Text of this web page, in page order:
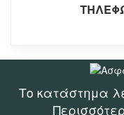
Το κατάστημα